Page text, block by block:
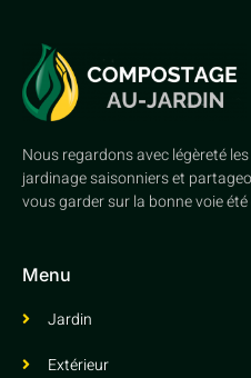
Nous regardons avec légèreté
jardinage saisonniers et
vous garder sur la bonne voie
Menu
Jardin
Extérieur